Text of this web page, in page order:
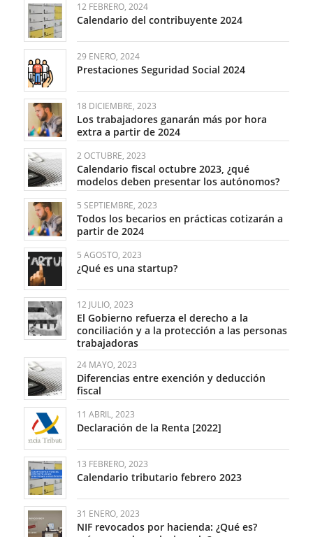
12 FEBRERO, 2024
Calendario del contribuyente 2024
29 ENERO, 2024
Prestaciones Seguridad Social 2024
18 DICIEMBRE, 2023
Los trabajadores ganarán más por hora
extra a partir de 2024
2 OCTUBRE, 2023
Calendario fiscal octubre 2023, ¿qué
modelos deben presentar los autónomos?
5 SEPTIEMBRE, 2023
Todos los becarios en prácticas cotizarán a
partir de 2024
5 AGOSTO, 2023
¿Qué es una startup?
12 JULIO, 2023
El Gobierno refuerza el derecho a la
conciliación y a la protección a las personas
trabajadoras
24 MAYO, 2023
Diferencias entre exención y deducción
fiscal
11 ABRIL, 2023
Declaración de la Renta [2022]
13 FEBRERO, 2023
Calendario tributario febrero 2023
31 ENERO, 2023
NIF revocados por hacienda: ¿Qué es?